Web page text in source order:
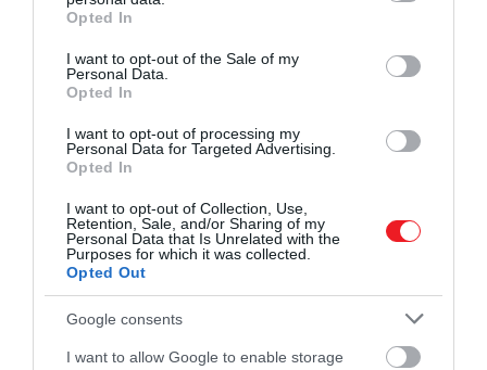
grant or deny consent to Google and its third-party tags to
use your data for below specified purposes in below Google
consent section.
Opted In
I want to opt-out of the Sale of my
Personal Data.
Opted In
I want to opt-out of processing my
Personal Data for Targeted Advertising.
Opted In
I want to opt-out of Collection, Use,
Retention, Sale, and/or Sharing of my
Personal Data that Is Unrelated with the
Purposes for which it was collected.
Opted Out
Google consents
I want to allow Google to enable storage
minden bizonnyal porig égették.
részletes régészeti
vizsgálatok révén mintákat
kormeghatározáshoz, ami
megerősítette a lelőhely
korát, és megállapította,
hogy ez a világ legrégebbi
ismert erődje. Új